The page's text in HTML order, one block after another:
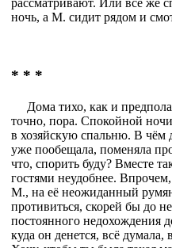
ночь, а М. сидит рядом и
* * *
Дома тихо, как и
точно, пора. Спокойной
в хозяйскую спальню. В чём
уже пообещала, поменяла
что, спорить буду? Вместе
гостями неудобнее.
М., на её неожиданный
противиться, скорей бы до
постоянного недохождения
куда он денется, всё